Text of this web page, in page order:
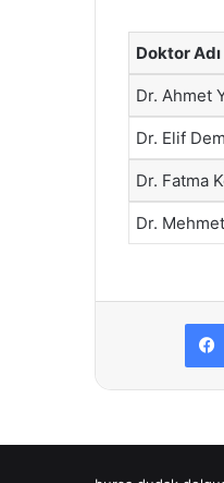
Doktor Adı
Dr. Ahmet
Dr. Elif
Dr. Fatma
Dr.